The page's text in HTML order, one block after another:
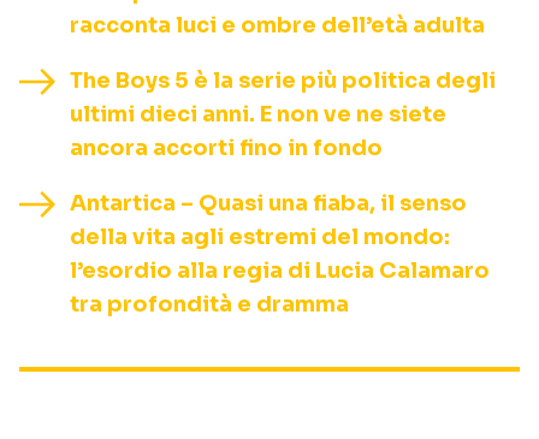
racconta luci e ombre dell’età adulta
The Boys 5 è la serie più politica degli
ultimi dieci anni. E non ve ne siete
ancora accorti fino in fondo
Antartica – Quasi una fiaba, il senso
della vita agli estremi del mondo:
l’esordio alla regia di Lucia Calamaro
tra profondità e dramma